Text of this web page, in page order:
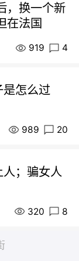
，换一个新
在法国
919 4
是怎么过
989 20
；骗女人
320 8